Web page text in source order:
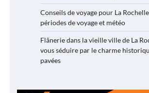
Conseils de voyage pour La
périodes de voyage et météo
Flânerie dans la vieille ville de La
vous séduire par le charme
pavées